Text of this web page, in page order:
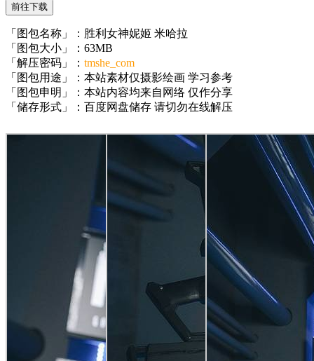
前往下载
「图包名称」：胜利女神妮姬 米哈拉
「图包大小」：63MB
「解压密码」： tmshe_com
「图包用途」：本站素材仅摄影绘画 学习参考
「图包申明」：本站内容均来自网络 仅作分享
「储存形式」：百度网盘储存 请切勿在线解压